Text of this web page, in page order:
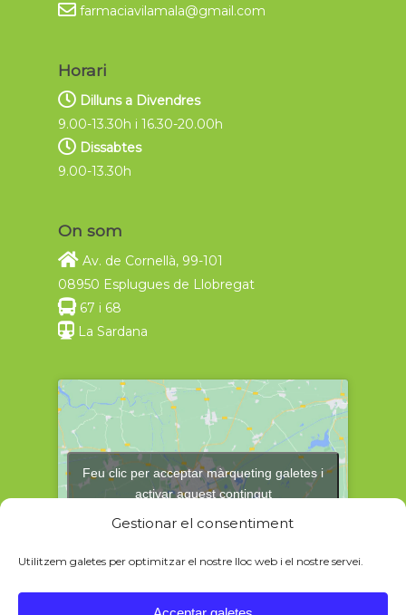
Gestionar el consentiment
Utilitzem galetes per optimitzar el nostre lloc web i el nostre servei.
farmaciavilamala@gmail.com
Horari
Dilluns a Divendres
9.00-13.30h i 16.30-20.00h
Dissabtes
9.00-13.30h
On som
Av. de Cornellà, 99-101
08950 Esplugues de Llobregat
67 i 68
La Sardana
Feu clic per acceptar màrqueting galetes i
activar aquest contingut